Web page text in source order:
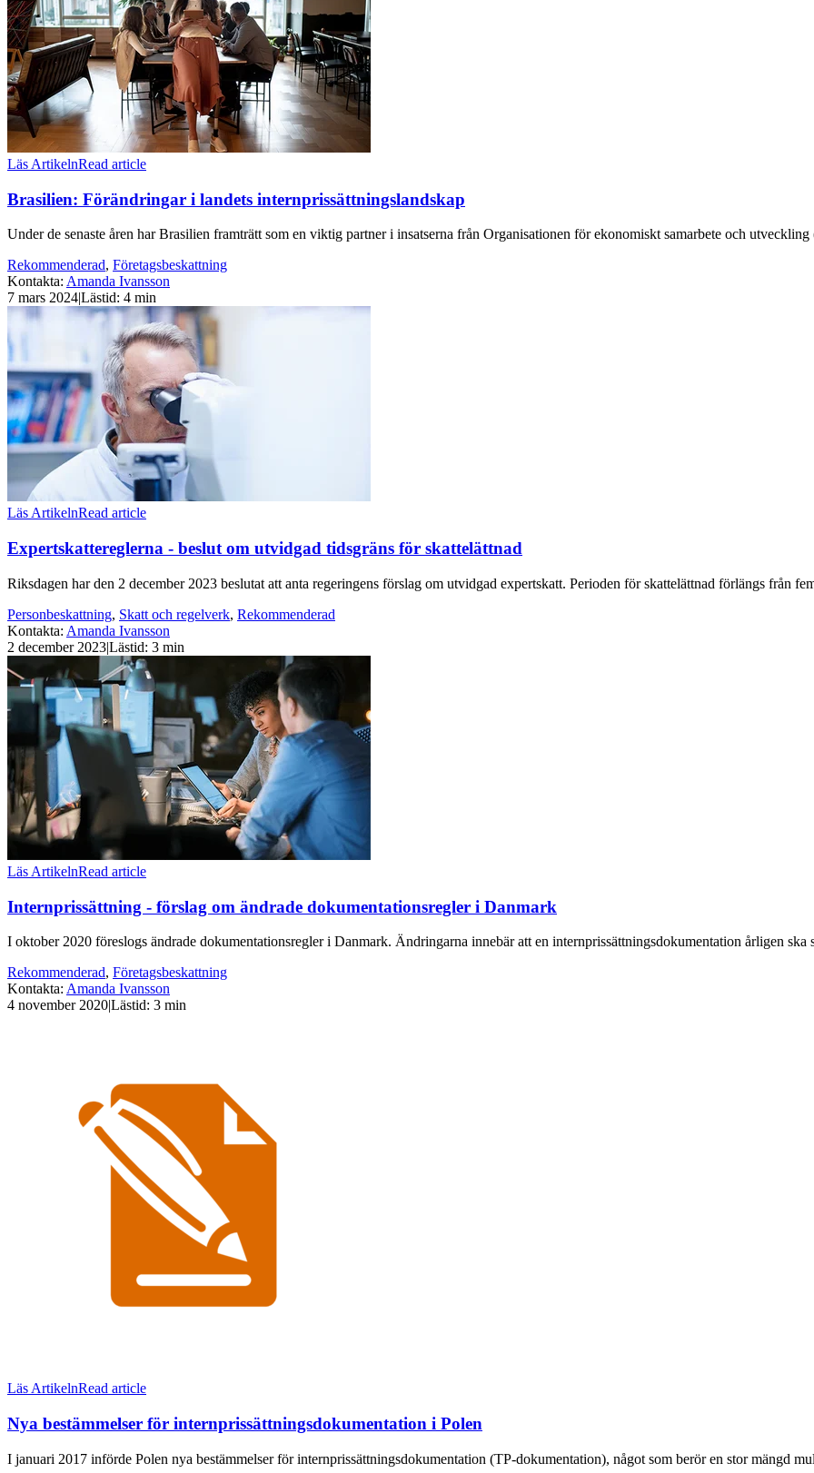
Läs ArtikelnRead article
Brasilien: Förändringar i landets internprissättningslandskap
Under de senaste åren har Brasilien framträtt som en viktig partner i insatserna från Organisationen för ekonomiskt samarbete och
Rekommenderad, Företagsbeskattning
Kontakta: Amanda Ivansson
7 mars 2024|Lästid: 4 min
Läs ArtikelnRead article
Expertskattereglerna - beslut om utvidgad tidsgräns för skattelättnad
Riksdagen har den 2 december 2023 beslutat att anta regeringens förslag om utvidgad expertskatt. Perioden för skattelättnad förlängs från
Personbeskattning, Skatt och regelverk, Rekommenderad
Kontakta: Amanda Ivansson
2 december 2023|Lästid: 3 min
Läs ArtikelnRead article
Internprissättning - förslag om ändrade dokumentationsregler i Danmark
I oktober 2020 föreslogs ändrade dokumentationsregler i Danmark. Ändringarna innebär att en internprissättningsdokumentation årligen
Rekommenderad, Företagsbeskattning
Kontakta: Amanda Ivansson
4 november 2020|Lästid: 3 min
Läs ArtikelnRead article
Nya bestämmelser för internprissättningsdokumentation i Polen
I januari 2017 införde Polen nya bestämmelser för internprissättningsdokumentation (TP-dokumentation), något som berör en stor mängd